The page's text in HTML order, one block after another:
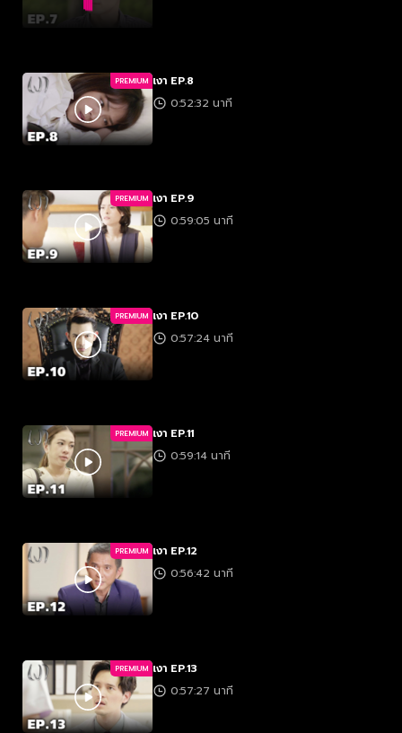
PREMIUM เงา EP.8
0:52:32 นาที
PREMIUM เงา EP.9
0:59:05 นาที
PREMIUM เงา EP.10
0:57:24 นาที
PREMIUM เงา EP.11
0:59:14 นาที
PREMIUM เงา EP.12
0:56:42 นาที
PREMIUM เงา EP.13
0:57:27 นาที